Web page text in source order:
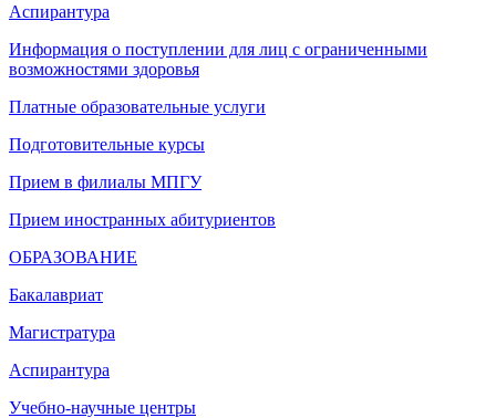
Аспирантура
Информация о поступлении для лиц с ограниченными
возможностями здоровья
Платные образовательные услуги
Подготовительные курсы
Прием в филиалы МПГУ
Прием иностранных абитуриентов
ОБРАЗОВАНИЕ
Бакалавриат
Магистратура
Аспирантура
Учебно-научные центры